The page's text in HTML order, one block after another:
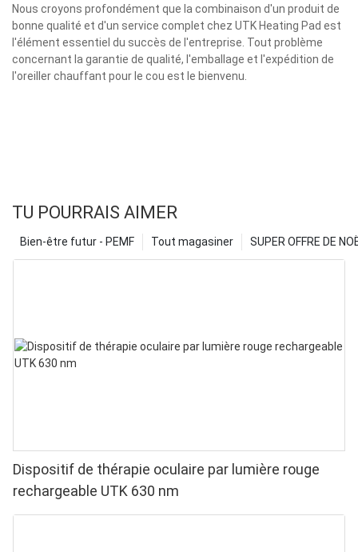
Nous croyons profondément que la combinaison d'un produit de
bonne qualité et d'un service complet chez UTK Heating Pad est
l'élément essentiel du succès de l'entreprise. Tout problème
concernant la garantie de qualité, l'emballage et l'expédition de
l'oreiller chauffant pour le cou est le bienvenu.
TU POURRAIS AIMER
SUPER OFFRE DE
Tout magasiner
Bien-être futur - PEMF
Dispositif de thérapie oculaire par lumière rouge
rechargeable UTK 630 nm